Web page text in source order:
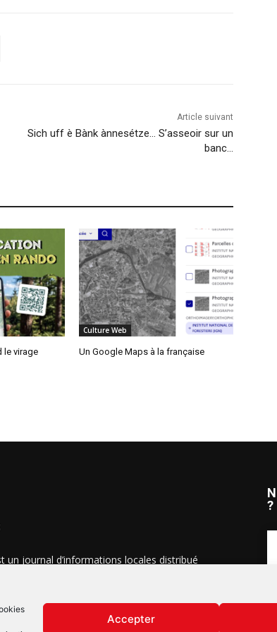
Accepter
Article suivant
Sich uff è Bànk ànnesétze… S’asseoir sur un
banc…
le virage
Culture Web
Un Google Maps à la française
un journal d’informations locales distribué
Vignoble et Plaine depuis 2023.
?